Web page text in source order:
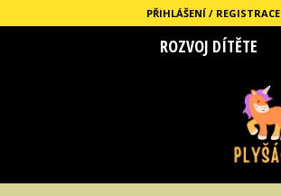
PŘIHLÁŠENÍ / REGISTRACE
ROZVOJ DÍTĚTE